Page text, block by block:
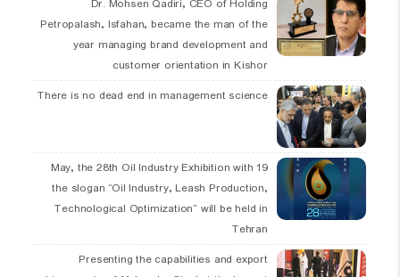
Dr. Mohsen Qadiri, CEO of Holding
Petropalash, Isfahan, became the man of the
year managing brand development and
customer orientation in Kishor
There is no dead end in management science
19 May, the 28th Oil Industry Exhibition with
the slogan “Oil Industry, Leash Production,
Technological Optimization” will be held in
Tehran
Presenting the capabilities and export